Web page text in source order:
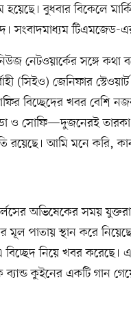
বুধবার বিকেলে
সংবাদমাধ্যম টিএমজেড-
নেটওয়ার্কের সঙ্গে
(সিইও) জেনিফার
বিচ্ছেদের খবর বেশি
ও সোফি—দুজনেরই তারকা
রয়েছে। আমি মনে করি,
অভিষেকের সময়
মূল পাতায় স্থান করে
নিয়ে খবর করেছে।
কুইনের একটি গান